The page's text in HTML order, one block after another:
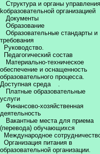
Структура и органы управления
kобразовательной организацией
Документы
Образование
Образовательные стандарты и
требования
Руководство.
Педагогический состав
Материально-техническое
обеспечение и оснащенность
образовательного процесса.
Доступная среда
.
Платные образовательные
услуги
Финансово-хозяйственная
деятельность
Вакантные места для приема
(перевода) обучающихся
Международное
Организация питания в
образовательной организации.